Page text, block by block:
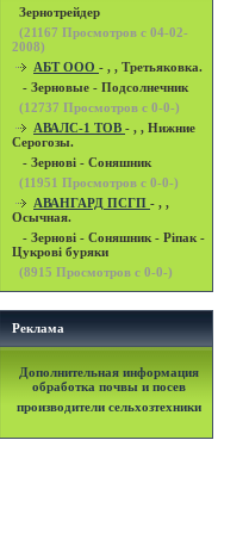
Зернотрейдер
(21167 Просмотров с 04-02-
2008)
АБТ ООО - , , Третьяковка.
- Зерновые - Подсолнечник
(12737 Просмотров с 0-0-)
АВАЛС-1 ТОВ - , , Нижние
Серогозы.
- Зернові - Соняшник
(11951 Просмотров с 0-0-)
АВАНГАРД ПСГП - , ,
Осычная.
- Зернові - Соняшник - Ріпак -
Цукрові буряки
(8915 Просмотров с 0-0-)
Реклама
Дополнительная информация
обработка почвы и посев
производители сельхозтехники